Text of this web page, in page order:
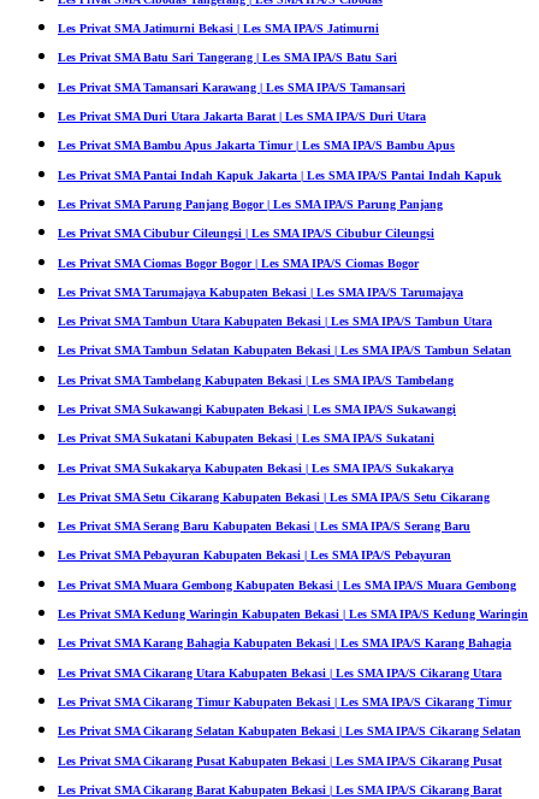
Les Privat SMA Jatimurni Bekasi | Les SMA IPA/S Jatimurni
Les Privat SMA Batu Sari Tangerang | Les SMA IPA/S Batu Sari
Les Privat SMA Tamansari Karawang | Les SMA IPA/S Tamansari
Les Privat SMA Duri Utara Jakarta Barat | Les SMA IPA/S Duri Utara
Les Privat SMA Bambu Apus Jakarta Timur | Les SMA IPA/S Bambu Apus
Les Privat SMA Pantai Indah Kapuk Jakarta | Les SMA IPA/S Pantai Indah Kapuk
Les Privat SMA Parung Panjang Bogor | Les SMA IPA/S Parung Panjang
Les Privat SMA Cibubur Cileungsi | Les SMA IPA/S Cibubur Cileungsi
Les Privat SMA Ciomas Bogor Bogor | Les SMA IPA/S Ciomas Bogor
Les Privat SMA Tarumajaya Kabupaten Bekasi | Les SMA IPA/S Tarumajaya
Les Privat SMA Tambun Utara Kabupaten Bekasi | Les SMA IPA/S Tambun Utara
Les Privat SMA Tambun Selatan Kabupaten Bekasi | Les SMA IPA/S Tambun Selatan
Les Privat SMA Tambelang Kabupaten Bekasi | Les SMA IPA/S Tambelang
Les Privat SMA Sukawangi Kabupaten Bekasi | Les SMA IPA/S Sukawangi
Les Privat SMA Sukatani Kabupaten Bekasi | Les SMA IPA/S Sukatani
Les Privat SMA Sukakarya Kabupaten Bekasi | Les SMA IPA/S Sukakarya
Les Privat SMA Setu Cikarang Kabupaten Bekasi | Les SMA IPA/S Setu Cikarang
Les Privat SMA Serang Baru Kabupaten Bekasi | Les SMA IPA/S Serang Baru
Les Privat SMA Pebayuran Kabupaten Bekasi | Les SMA IPA/S Pebayuran
Les Privat SMA Muara Gembong Kabupaten Bekasi | Les SMA IPA/S Muara Gembong
Les Privat SMA Kedung Waringin Kabupaten Bekasi | Les SMA IPA/S Kedung Waringin
Les Privat SMA Karang Bahagia Kabupaten Bekasi | Les SMA IPA/S Karang Bahagia
Les Privat SMA Cikarang Utara Kabupaten Bekasi | Les SMA IPA/S Cikarang Utara
Les Privat SMA Cikarang Timur Kabupaten Bekasi | Les SMA IPA/S Cikarang Timur
Les Privat SMA Cikarang Selatan Kabupaten Bekasi | Les SMA IPA/S Cikarang Selatan
Les Privat SMA Cikarang Pusat Kabupaten Bekasi | Les SMA IPA/S Cikarang Pusat
Les Privat SMA Cikarang Barat Kabupaten Bekasi | Les SMA IPA/S Cikarang Barat